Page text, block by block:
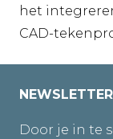
het
CAD-
NEWSLETTER
Door je in te